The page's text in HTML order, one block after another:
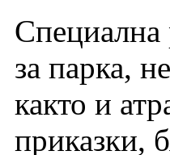
Специална
за парка,
както и
приказки,